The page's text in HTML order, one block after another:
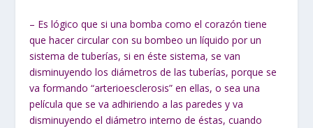
– Es lógico que si una bomba como el corazón tiene
que hacer circular con su bombeo un líquido por un
sistema de tuberías, si en éste sistema, se van
disminuyendo los diámetros de las tuberías, porque se
va formando “arterioesclerosis” en ellas, o sea una
película que se va adhiriendo a las paredes y va
disminuyendo el diámetro interno de éstas, cuando